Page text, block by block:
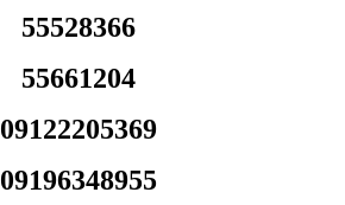
55528366
55661204
09122205369
09196348955